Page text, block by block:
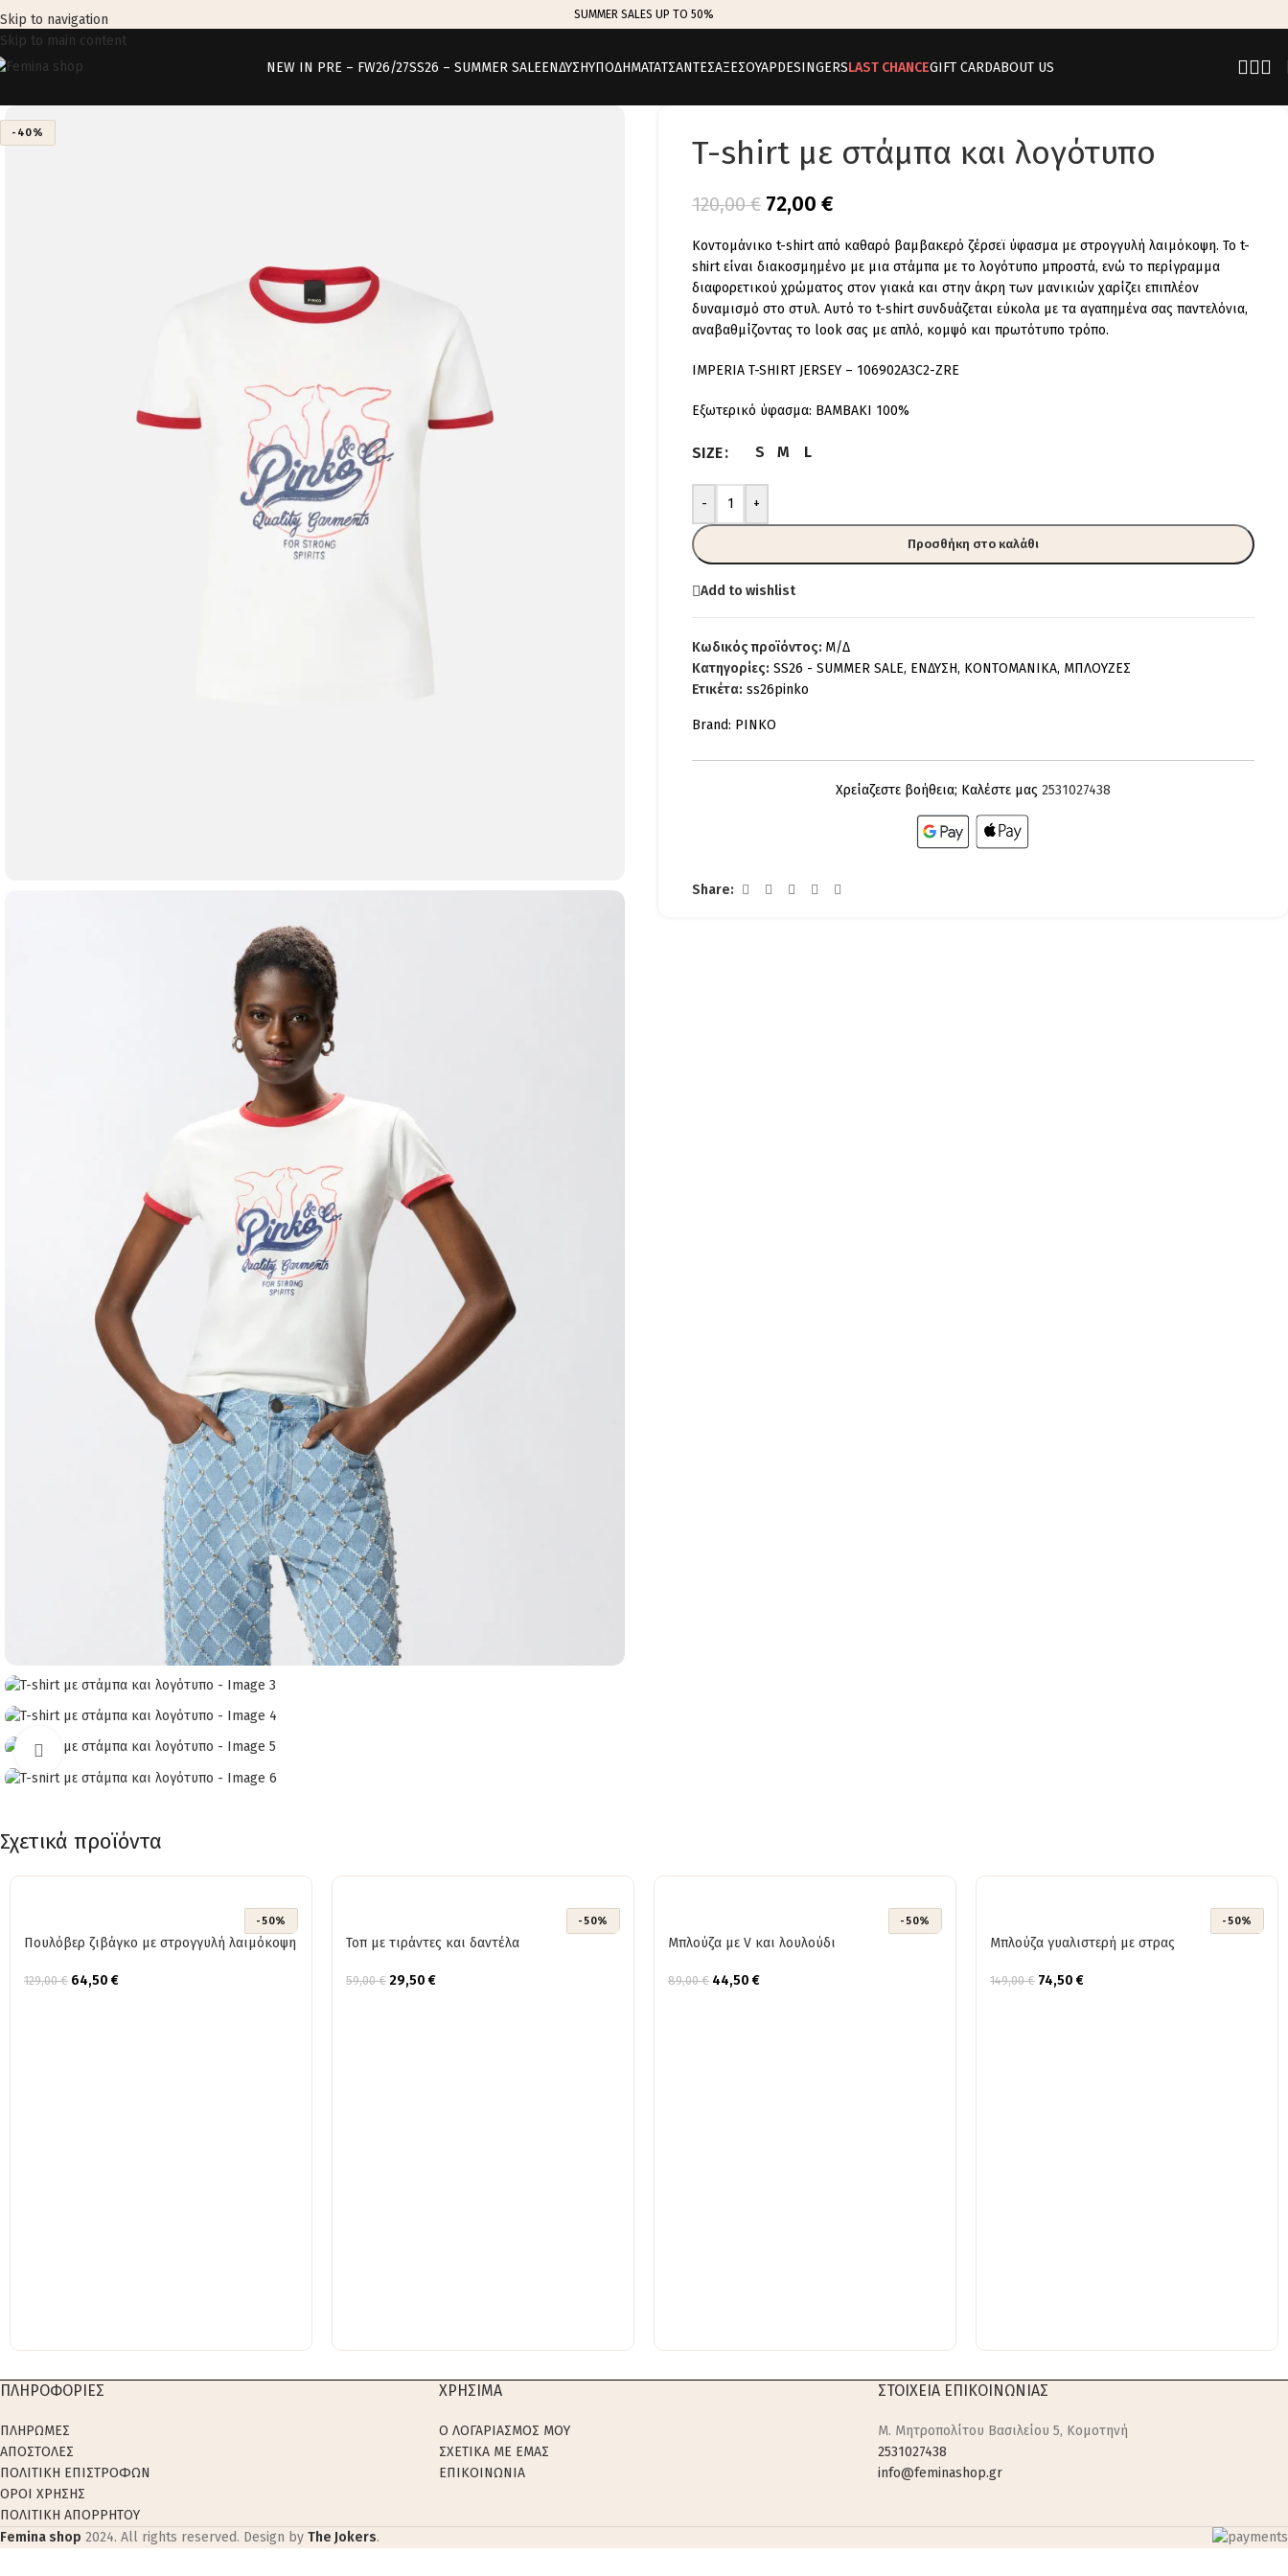
Skip to navigation
Skip to main content
SUMMER SALES UP TO 50%
NEW IN PRE – FW26/27SS26 – SUMMER SALEΕΝΔΥΣΗΥΠΟΔΗΜΑΤΑΤΣΑΝΤΕΣΑΞΕΣΟΥΑΡDESINGERSLAST CHANCEGIFT CARDABOUT US
-40%
Click to enlarge
T-shirt με στάμπα και λογότυπο
120,00€ 72,00 €
Κοντομάνικο t-shirt από καθαρό βαμβακερό ζέρσεϊ ύφασμα με στρογγυλή λαιμόκοψη. Το t-
shirt είναι διακοσμημένο με μια στάμπα με το λογότυπο μπροστά, ενώ το περίγραμμα
διαφορετικού χρώματος στον γιακά και στην άκρη των μανικιών χαρίζει επιπλέον
δυναμισμό στο στυλ. Αυτό το t-shirt συνδυάζεται εύκολα με τα αγαπημένα σας παντελόνια,
αναβαθμίζοντας το look σας με απλό, κομψό και πρωτότυπο τρόπο.
IMPERIA T-SHIRT JERSEY – 106902A3C2-ZRE
Εξωτερικό ύφασμα: ΒΑΜΒΑΚΙ 100%
SIZE S M L
- +
Προσθήκη στο καλάθι
Add to wishlist
Κωδικός προϊόντος: Μ/Δ
Κατηγορίες: SS26 - SUMMER SALE, ΕΝΔΥΣΗ, ΚΟΝΤΟΜΑΝΙΚΑ, ΜΠΛΟΥΖΕΣ
Ετικέτα: ss26pinko
Brand: PINKO
Χρείαζεστε βοήθεια; Καλέστε μας 2531027438
Share:
Σχετικά προϊόντα
-50%
Πουλόβερ ζιβάγκο με στρογγυλή λαιμόκοψη
129,00€ 64,50 €
-50%
Τοπ με τιράντες και δαντέλα
59,00€ 29,50 €
-50%
Μπλούζα με V και λουλούδι
89,00€ 44,50 €
-50%
Μπλούζα γυαλιστερή με στρας
149,00€ 74,50 €
ΠΛΗΡΟΦΟΡΙΕΣ
ΠΛΗΡΩΜΕΣ
ΑΠΟΣΤΟΛΕΣ
ΠΟΛΙΤΙΚΗ ΕΠΙΣΤΡΟΦΩΝ
ΟΡΟΙ ΧΡΗΣΗΣ
ΠΟΛΙΤΙΚΗ ΑΠΟΡΡΗΤΟΥ
ΧΡΗΣΙΜΑ
Ο ΛΟΓΑΡΙΑΣΜΟΣ ΜΟΥ
ΣΧΕΤΙΚΑ ΜΕ ΕΜΑΣ
ΕΠΙΚΟΙΝΩΝΙΑ
ΣΤΟΙΧΕΙΑ ΕΠΙΚΟΙΝΩΝΙΑΣ
M. Μητροπολίτου Βασιλείου 5, Κομοτηνή
2531027438
info@feminashop.gr
Femina shop 2024. All rights reserved. Design by The Jokers.